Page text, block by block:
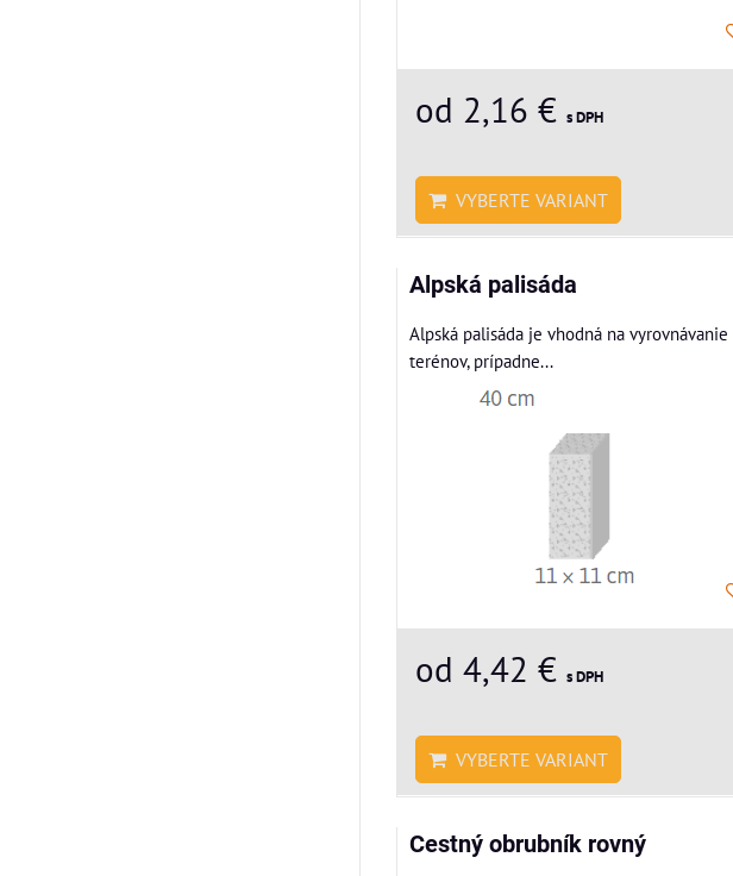
od 2,16 € s DPH
VYBERTE VARIANT
Alpská palisáda
Alpská palisáda je vhodná na vyrovnávanie
terénov, prípadne...
od 4,42 € s DPH
VYBERTE VARIANT
Cestný obrubník rovný